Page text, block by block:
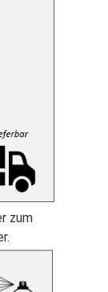
zum